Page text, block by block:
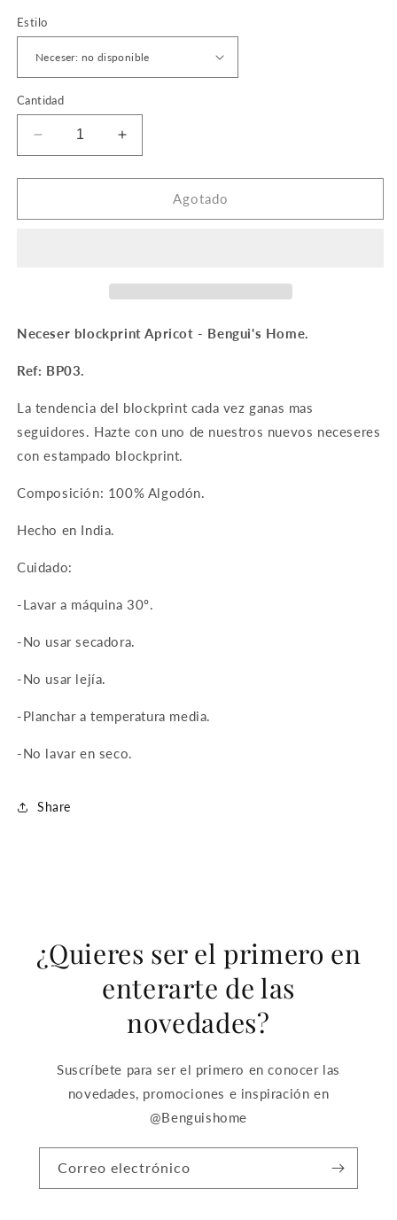
Estilo
Cantidad
Reducir
cantidad
para
Blockprint
Aumentar
cantidad
para
Neceser
Blockprint
Agotado
Neceser blockprint Apricot - Bengui's Home.
Ref: BP03.
La tendencia del blockprint cada vez ganas mas
seguidores. Hazte con uno de nuestros nuevos neceseres
con estampado blockprint.
Composición: 100% Algodón.
Hecho en India.
Cuidado:
-Lavar a máquina 30º.
-No usar secadora.
-No usar lejía.
-Planchar a temperatura media.
-No lavar en seco.
Share
¿Quieres ser el primero en
enterarte de las
novedades?
Suscríbete para ser el primero en conocer las
novedades, promociones e inspiración en
@Benguishome
Correo electrónico